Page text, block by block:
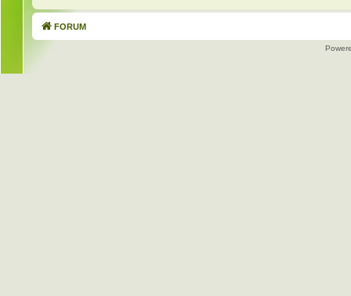
FORUM